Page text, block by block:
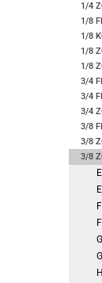
1/4
1/8
1/8
1/8
1/8
3/4
3/4
3/4
3/8
3/8
3/8